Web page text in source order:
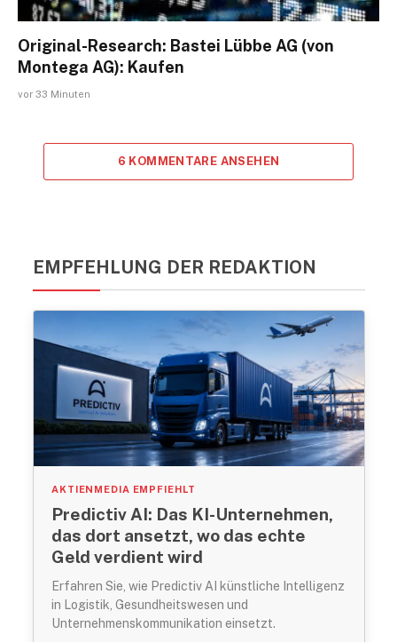
Original-Research: Bastei Lübbe AG (von
Montega AG): Kaufen
vor 33 Minuten
6 KOMMENTARE ANSEHEN
EMPFEHLUNG DER REDAKTION
AKTIENMEDIA EMPFIEHLT
Predictiv AI: Das KI-Unternehmen,
das dort ansetzt, wo das echte
Geld verdient wird
Erfahren Sie, wie Predictiv AI künstliche Intelligenz
in Logistik, Gesundheitswesen und
Unternehmenskommunikation einsetzt.